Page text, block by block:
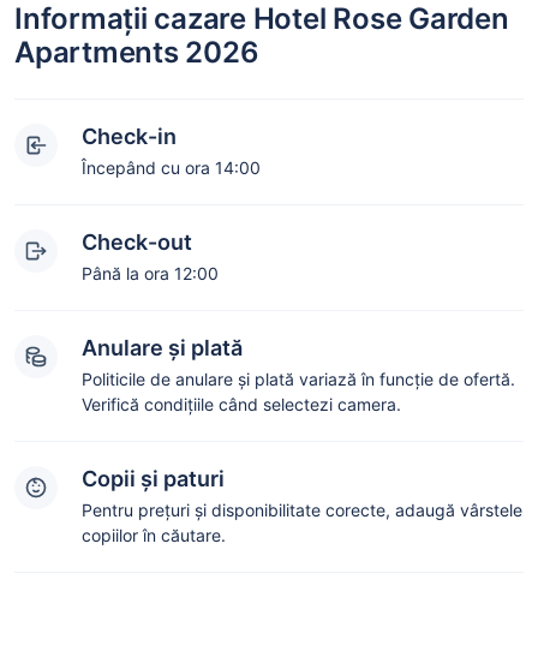
Informații cazare Hotel Rose Garden
Apartments 2026
Check-in
Începând cu ora 14:00
Check-out
Până la ora 12:00
Anulare și plată
Politicile de anulare și plată variază în funcție de ofertă.
Verifică condițiile când selectezi camera.
Copii și paturi
Pentru prețuri și disponibilitate corecte, adaugă vârstele
copiilor în căutare.